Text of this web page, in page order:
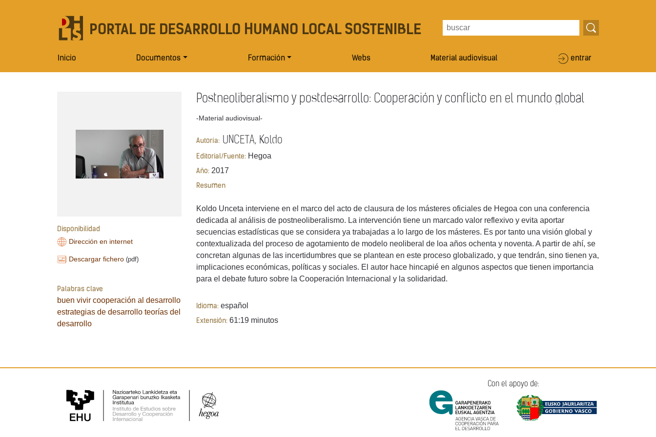
PORTAL DE DESARROLLO HUMANO LOCAL SOSTENIBLE
Inicio Documentos Formación Webs Material audiovisual entrar
Disponibilidad
Dirección en internet
Descargar fichero (pdf)
Palabras clave
buen vivir cooperación al desarrollo
estrategias de desarrollo teorías del
desarrollo
Postneoliberalismo y postdesarrollo: Cooperación y conflicto en el mundo global
-Material audiovisual-
Autoría: UNCETA, Koldo
Editorial/Fuente: Hegoa
Año: 2017
Resumen
Koldo Unceta interviene en el marco del acto de clausura de los másteres oficiales de Hegoa con una conferencia
dedicada al análisis de postneoliberalismo. La intervención tiene un marcado valor reflexivo y evita aportar
secuencias estadísticas que se considera ya trabajadas a lo largo de los másteres. Es por tanto una visión global y
contextualizada del proceso de agotamiento de modelo neoliberal de loa años ochenta y noventa. A partir de ahí, se
concretan algunas de las incertidumbres que se plantean en este proceso globalizado, y que tendrán, sino tienen ya,
implicaciones económicas, políticas y sociales. El autor hace hincapié en algunos aspectos que tienen importancia
para el debate futuro sobre la Cooperación Internacional y la solidaridad.
Idioma: español
Extensión: 61:19 minutos
Con el apoyo de: